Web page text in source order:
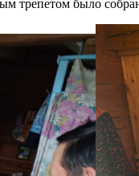
трепетом было